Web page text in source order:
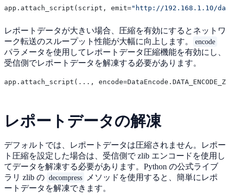
app.attach_script(script, emit="http://192.168.1.10/
レポートデータが大きい場合、圧縮を有効にするとネットワ
ーク転送のスループット性能が大幅に向上します。
encode
パラメータを使用してレポートデータ圧縮機能を有効にし、
受信側でレポートデータを解凍する必要があります。
レポートデータの解凍
デフォルトでは、レポートデータは圧縮されません。レポー
ト圧縮を設定した場合は、受信側で zlib エンコードを使用し
てデータを解凍する必要があります。Python の公式ライブ
ラリ zlib の decompress
メソッドを使用すると、簡単にレポ
ートデータを解凍できます。